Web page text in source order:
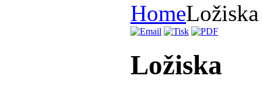
HomeLožiska
Ložiska